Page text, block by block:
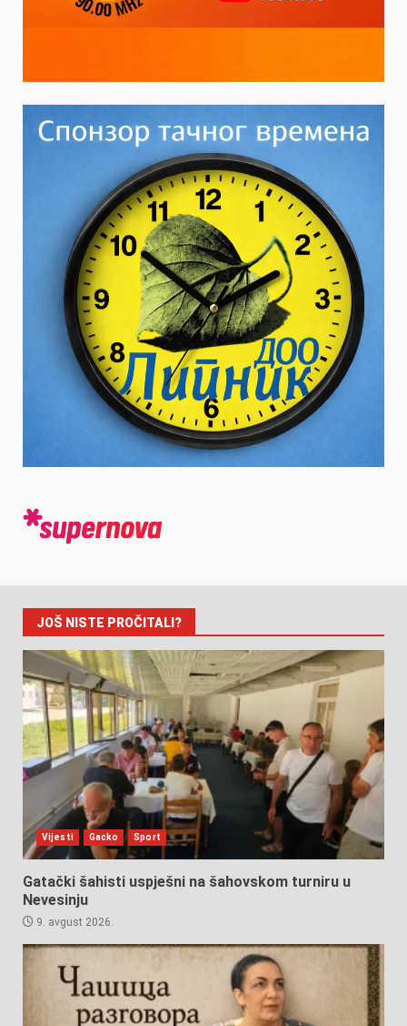
JOŠ NISTE PROČITALI?
Vijesti Gacko Sport
Gatački šahisti uspješni na šahovskom turniru u
Nevesinju
9. avgust 2026.